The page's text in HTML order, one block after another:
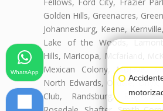
Fellows, Ford City, Frazier
Golden Hills, Greenacres,
Johannesburg, Keene,
Lake of the Woods,
Hills, Maricopa, Mcfarland,
Mexican Colony, Mojave,
North Edwards, Oildale, Onyx,
Club, Randsburg,
WhatsApp